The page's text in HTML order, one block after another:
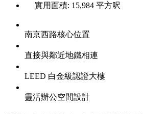
實用面積: 15,984 平方呎
南京西路核心位置
直接與鄰近地鐵相連
LEED 白金級認證大樓
靈活辦公空間設計